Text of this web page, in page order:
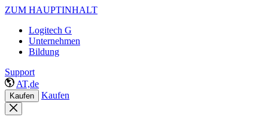
ZUM HAUPTINHALT
Logitech G
Unternehmen
Bildung
Support
AT,de
Kaufen Kaufen